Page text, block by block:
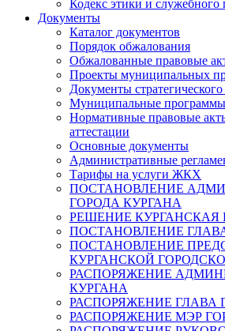
Кодекс этики и служебного
Документы
Каталог документов
Порядок обжалования
Обжалованные правовые
Проекты муниципальных
Документы
Муниципальные программы
Нормативные правовые
аттестации
Основные документы
Административные
Тарифы на услуги ЖКХ
ПОСТАНОВЛЕНИЕ
ГОРОДА КУРГАНА
РЕШЕНИЕ КУРГАНСКАЯ
ПОСТАНОВЛЕНИЕ
ПОСТАНОВЛЕНИЕ
КУРГАНСКОЙ
РАСПОРЯЖЕНИЕ
КУРГАНА
РАСПОРЯЖЕНИЕ ГЛАВА
РАСПОРЯЖЕНИЕ МЭР